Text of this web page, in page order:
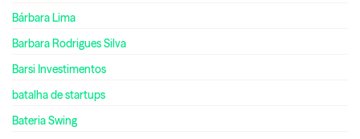
Bárbara Lima
Barbara Rodrigues Silva
Barsi Investimentos
batalha de startups
Bateria Swing